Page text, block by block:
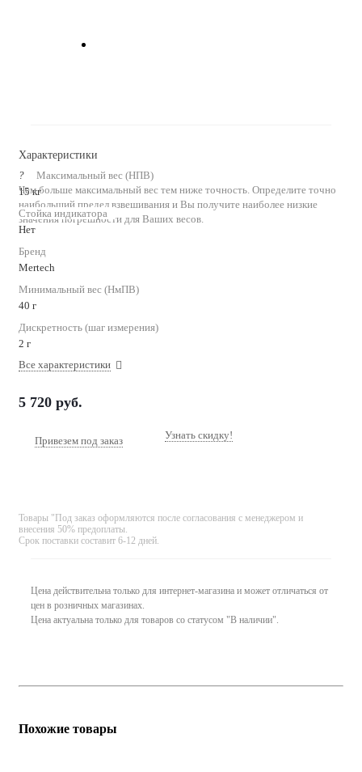
Характеристики
?
Чем больше максимальный вес тем ниже точность. Определите точно
наибольший предел взвешивания и Вы получите наиболее низкие
значения погрешности для Ваших весов.
Максимальный вес (НПВ)
15 кг
Стойка индикатора
Нет
Бренд
Mertech
Минимальный вес (НмПВ)
40 г
Дискретность (шаг измерения)
2 г
Все характеристики
5 720 руб.
Привезем под заказ Узнать скидку!
Товары "Под заказ оформляются после согласования с менеджером и
внесения 50% предоплаты.
Срок поставки составит 6-12 дней.
Цена действительна только для интернет-магазина и может отличаться от
цен в розничных магазинах.
Цена актуальна только для товаров со статусом "В наличии".
Похожие товары